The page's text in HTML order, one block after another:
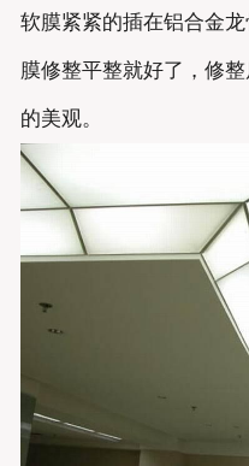
软膜紧紧的插在铝合金
膜修整平整就好了，修
的美观。